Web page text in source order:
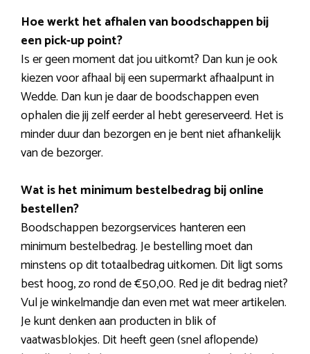
Hoe werkt het afhalen van boodschappen bij
een pick-up point?
Is er geen moment dat jou uitkomt? Dan kun je ook
kiezen voor afhaal bij een supermarkt afhaalpunt in
Wedde. Dan kun je daar de boodschappen even
ophalen die jij zelf eerder al hebt gereserveerd. Het is
minder duur dan bezorgen en je bent niet afhankelijk
van de bezorger.
Wat is het minimum bestelbedrag bij online
bestellen?
Boodschappen bezorgservices hanteren een
minimum bestelbedrag. Je bestelling moet dan
minstens op dit totaalbedrag uitkomen. Dit ligt soms
best hoog, zo rond de €50,00. Red je dit bedrag niet?
Vul je winkelmandje dan even met wat meer artikelen.
Je kunt denken aan producten in blik of
vaatwasblokjes. Dit heeft geen (snel aflopende)